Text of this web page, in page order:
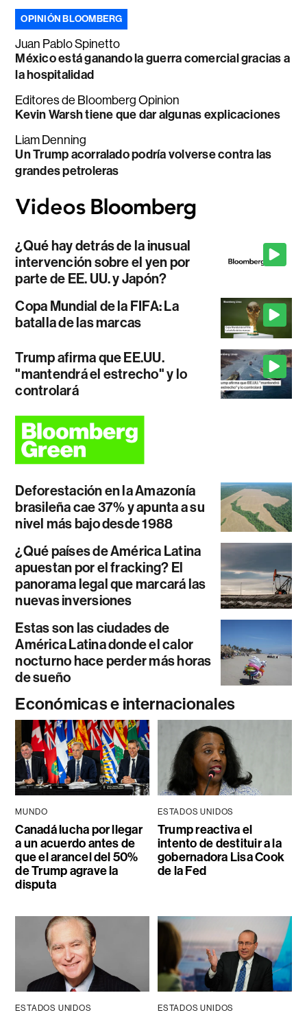
OPINIÓN BLOOMBERG
Juan Pablo Spinetto
México está ganando la guerra comercial gracias a
la hospitalidad
Editores de Bloomberg Opinion
Kevin Warsh tiene que dar algunas explicaciones
Liam Denning
Un Trump acorralado podría volverse contra las
grandes petroleras
¿Qué hay detrás de la inusual
intervención sobre el yen por
parte de EE. UU. y Japón?
Copa Mundial de la FIFA: La
batalla de las marcas
Trump afirma que EE.UU.
"mantendrá el estrecho" y lo
controlará
Deforestación en la Amazonía
brasileña cae 37% y apunta a su
nivel más bajo desde 1988
¿Qué países de América Latina
apuestan por el fracking? El
panorama legal que marcará las
nuevas inversiones
Estas son las ciudades de
América Latina donde el calor
nocturno hace perder más horas
de sueño
Económicas e internacionales
MUNDO
Canadá lucha por llegar
a un acuerdo antes de
que el arancel del 50%
de Trump agrave la
disputa
ESTADOS UNIDOS
Trump reactiva el
intento de destituir a la
gobernadora Lisa Cook
de la Fed
ESTADOS UNIDOS ESTADOS UNIDOS